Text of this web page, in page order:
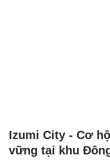
Izumi City - Cơ
vững tại khu